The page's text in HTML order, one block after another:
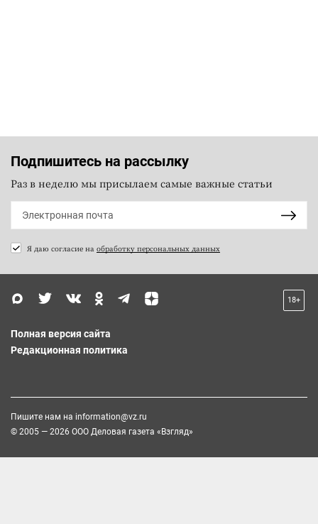
Подпишитесь на рассылку
Раз в неделю мы присылаем самые важные статьи
Я даю согласие на обработку персональных данных
18+
Полная версия сайта
Редакционная политика
Пишите нам на information@vz.ru
© 2005 — 2026 ООО Деловая газета «Взгляд»